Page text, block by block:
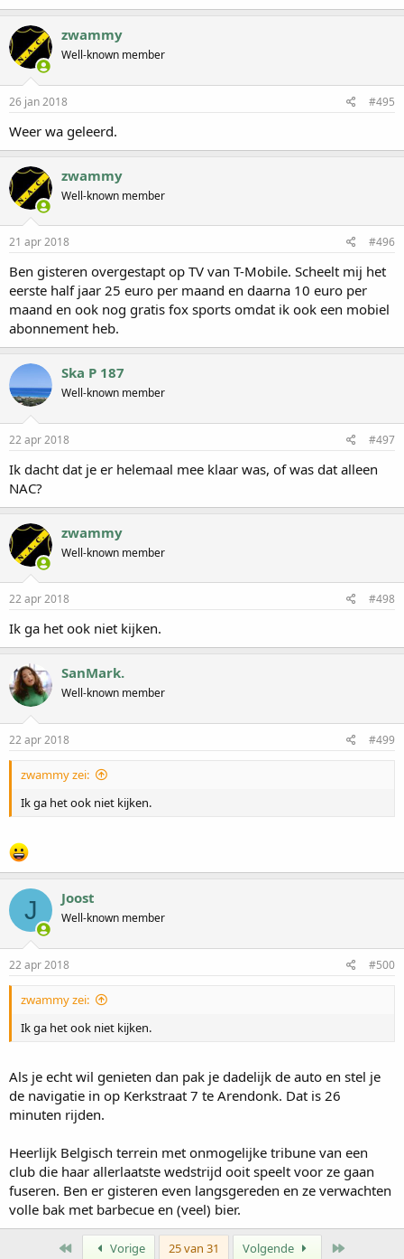
zwammy
Well-known member
26 jan 2018 #495
Weer wa geleerd.
zwammy
Well-known member
21 apr 2018 #496
Ben gisteren overgestapt op TV van T-Mobile. Scheelt mij het
eerste half jaar 25 euro per maand en daarna 10 euro per
maand en ook nog gratis fox sports omdat ik ook een mobiel
abonnement heb.
Ska P 187
Well-known member
22 apr 2018 #497
Ik dacht dat je er helemaal mee klaar was, of was dat alleen
NAC?
zwammy
Well-known member
22 apr 2018 #498
Ik ga het ook niet kijken.
SanMark.
Well-known member
22 apr 2018 #499
zwammy zei:
Ik ga het ook niet kijken.
J Joost
Well-known member
22 apr 2018 #500
zwammy zei:
Ik ga het ook niet kijken.
Als je echt wil genieten dan pak je dadelijk de auto en stel je
de navigatie in op Kerkstraat 7 te Arendonk. Dat is 26
minuten rijden.
Heerlijk Belgisch terrein met onmogelijke tribune van een
club die haar allerlaatste wedstrijd ooit speelt voor ze gaan
fuseren. Ben er gisteren even langsgereden en ze verwachten
volle bak met barbecue en (veel) bier.
Eerste Vorige 25 van 31 Volgende